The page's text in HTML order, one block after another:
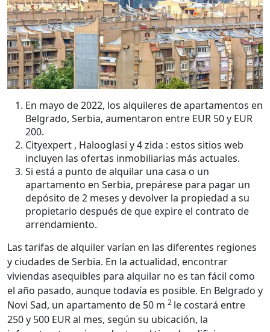
En mayo de 2022, los alquileres de apartamentos en
Belgrado, Serbia, aumentaron entre EUR 50 y EUR
200.
Cityexpert , Halooglasi y 4 zida : estos sitios web
incluyen las ofertas inmobiliarias más actuales.
Si está a punto de alquilar una casa o un
apartamento en Serbia, prepárese para pagar un
depósito de 2 meses y devolver la propiedad a su
propietario después de que expire el contrato de
arrendamiento.
Las tarifas de alquiler varían en las diferentes regiones
y ciudades de Serbia. En la actualidad, encontrar
viviendas asequibles para alquilar no es tan fácil como
el año pasado, aunque todavía es posible. En Belgrado y
Novi Sad, un apartamento de 50 m 2 le costará entre
250 y 500 EUR al mes, según su ubicación, la